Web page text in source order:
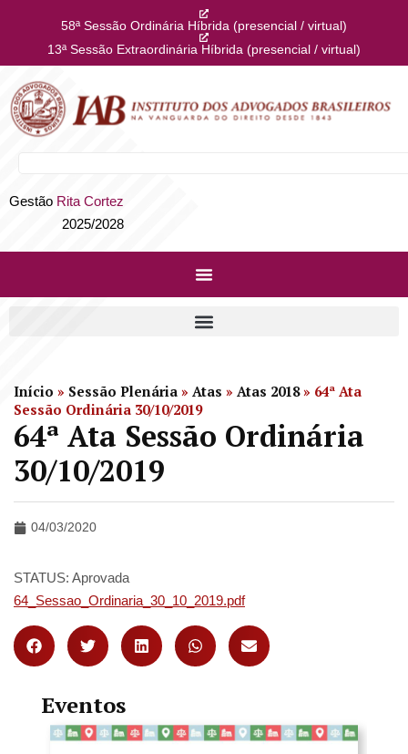
58ª Sessão Ordinária Híbrida (presencial / virtual)
13ª Sessão Extraordinária Híbrida (presencial / virtual)
Gestão Rita Cortez
2025/2028
Início » Sessão Plenária » Atas » Atas 2018» 64ª Ata
Sessão Ordinária 30/10/2019
64ª Ata Sessão Ordinária
30/10/2019
04/03/2020
STATUS: Aprovada
64_Sessao_Ordinaria_30_10_2019.pdf
Eventos